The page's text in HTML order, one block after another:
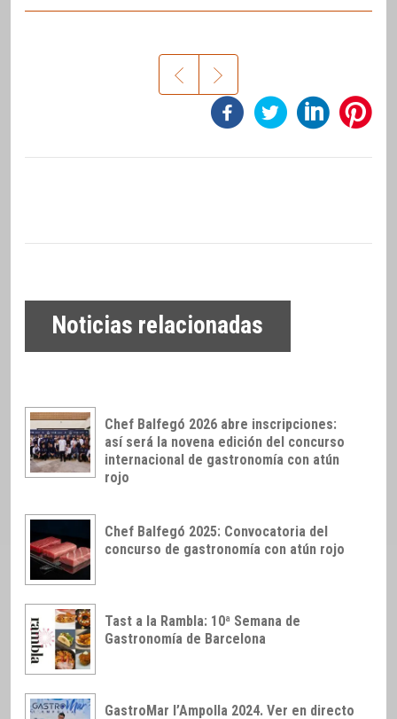
Noticias relacionadas
Chef Balfegó 2026 abre inscripciones:
así será la novena edición del concurso
internacional de gastronomía con atún
rojo
Chef Balfegó 2025: Convocatoria del
concurso de gastronomía con atún rojo
Tast a la Rambla: 10ª Semana de
Gastronomía de Barcelona
GastroMar l’Ampolla 2024. Ver en directo